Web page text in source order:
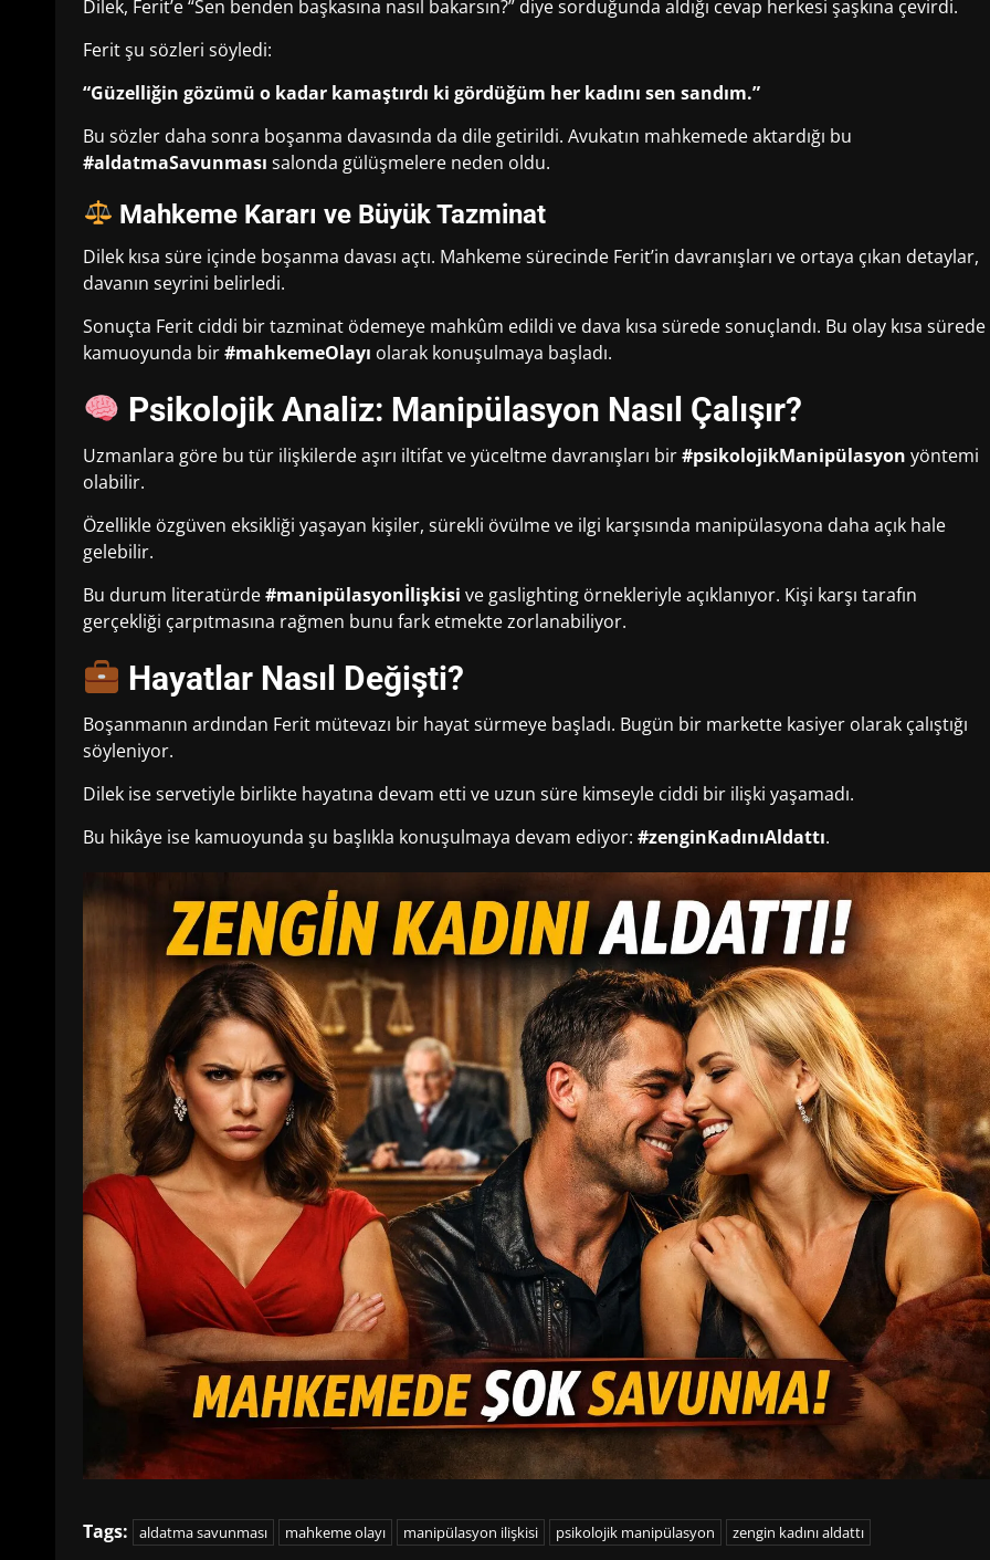
Dilek, Ferit’e “Sen benden başkasına nasıl bakarsın?” diye sorduğunda aldığı cevap herkesi şaşkına çevirdi.
Ferit şu sözleri söyledi:
“Güzelliğin gözümü o kadar kamaştırdı ki gördüğüm her kadını sen sandım.”
Bu sözler daha sonra boşanma davasında da dile getirildi. Avukatın mahkemede aktardığı bu
#aldatmaSavunması salonda gülüşmelere neden oldu.
Mahkeme Kararı ve Büyük Tazminat
Dilek kısa süre içinde boşanma davası açtı. Mahkeme sürecinde Ferit’in davranışları ve ortaya çıkan detaylar,
davanın seyrini belirledi.
Sonuçta Ferit ciddi bir tazminat ödemeye mahkûm edildi ve dava kısa sürede sonuçlandı. Bu olay kısa sürede
kamuoyunda bir#mahkemeOlayı olarak konuşulmaya başladı.
Psikolojik Analiz: Manipülasyon Nasıl Çalışır?
Uzmanlara göre bu tür ilişkilerde aşırı iltifat ve yüceltme davranışları bir#psikolojikManipülasyon yöntemi
olabilir.
Özellikle özgüven eksikliği yaşayan kişiler, sürekli övülme ve ilgi karşısında manipülasyona daha açık hale
gelebilir.
Bu durum literatürde#manipülasyonİlişkisi ve gaslighting örnekleriyle açıklanıyor. Kişi karşı tarafın
gerçekliği çarpıtmasına rağmen bunu fark etmekte zorlanabiliyor.
Hayatlar Nasıl Değişti?
Boşanmanın ardından Ferit mütevazı bir hayat sürmeye başladı. Bugün bir markette kasiyer olarak çalıştığı
söyleniyor.
Dilek ise servetiyle birlikte hayatına devam etti ve uzun süre kimseyle ciddi bir ilişki yaşamadı.
Bu hikâye ise kamuoyunda şu başlıkla konuşulmaya devam ediyor: #zenginKadınıAldattı.
Tags: aldatma savunması mahkeme olayı manipülasyon ilişkisi psikolojik manipülasyon zengin kadını aldattı